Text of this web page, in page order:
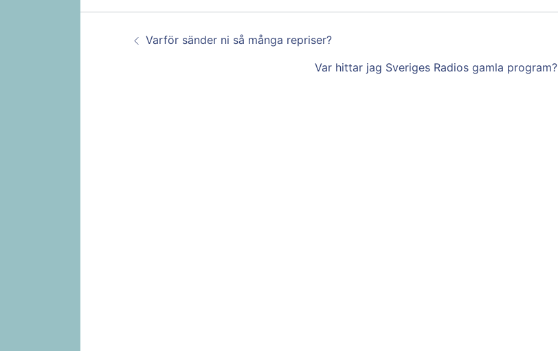
Guidenavigering
Föregående:
Varför sänder ni så många repriser?
Nästa:
Var hittar jag Sveriges Radios gamla program?